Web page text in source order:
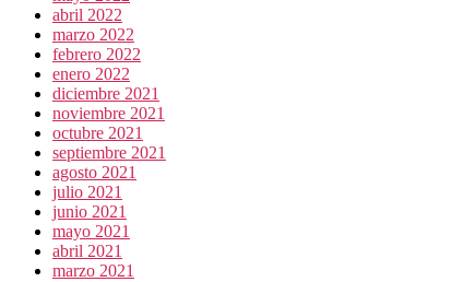
abril 2022
marzo 2022
febrero 2022
enero 2022
diciembre 2021
noviembre 2021
octubre 2021
septiembre 2021
agosto 2021
julio 2021
junio 2021
mayo 2021
abril 2021
marzo 2021